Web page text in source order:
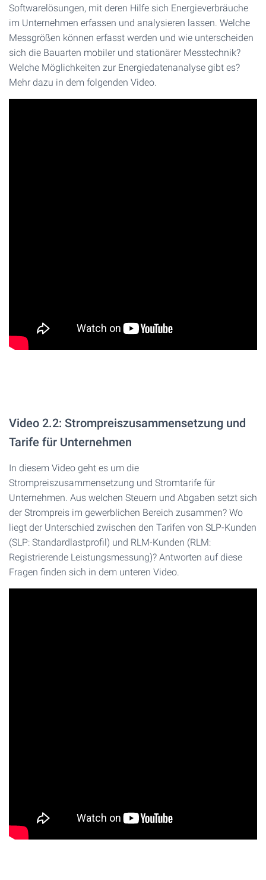
Softwarelösungen, mit deren Hilfe sich Energieverbräuche
im Unternehmen erfassen und analysieren lassen. Welche
Messgrößen können erfasst werden und wie unterscheiden
sich die Bauarten mobiler und stationärer Messtechnik?
Welche Möglichkeiten zur Energiedatenanalyse gibt es?
Mehr dazu in dem folgenden Video.
Video 2.2: Strompreiszusammensetzung und
Tarife für Unternehmen
In diesem Video geht es um die
Strompreiszusammensetzung und Stromtarife für
Unternehmen. Aus welchen Steuern und Abgaben setzt sich
der Strompreis im gewerblichen Bereich zusammen? Wo
liegt der Unterschied zwischen den Tarifen von SLP-Kunden
(SLP: Standardlastprofil) und RLM-Kunden (RLM:
Registrierende Leistungsmessung)? Antworten auf diese
Fragen finden sich in dem unteren Video.